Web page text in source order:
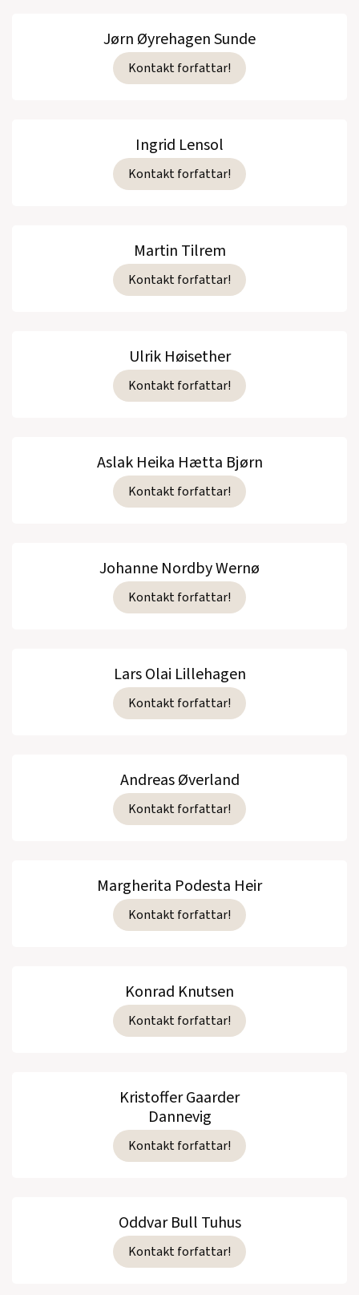
Jørn Øyrehagen Sunde
Kontakt forfattar!
Ingrid Lensol
Kontakt forfattar!
Martin Tilrem
Kontakt forfattar!
Ulrik Høisether
Kontakt forfattar!
Aslak Heika Hætta Bjørn
Kontakt forfattar!
Johanne Nordby Wernø
Kontakt forfattar!
Lars Olai Lillehagen
Kontakt forfattar!
Andreas Øverland
Kontakt forfattar!
Margherita Podesta Heir
Kontakt forfattar!
Konrad Knutsen
Kontakt forfattar!
Kristoffer Gaarder
Dannevig
Kontakt forfattar!
Oddvar Bull Tuhus
Kontakt forfattar!